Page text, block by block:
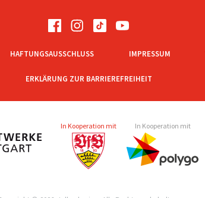
HAFTUNGSAUSSCHLUSS IMPRESSUM
ERKLÄRUNG ZUR BARRIEREFREIHEIT
In Kooperation mit In Kooperation mit